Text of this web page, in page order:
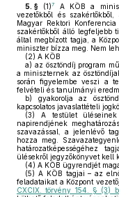
5. § (1)7
A KÖB a
vezetőkből és
Magyar Rektori
szakértőkből álló legfeljebb
által megbízott tagja, a
miniszter bízza meg. Nem
(2) A KÖB
a) az ösztöndíj program
a miniszternek az
során figyelembe veszi a
felvételi és tanulmányi
b) gyakorolja az
kapcsolatos javaslattételi
(3) A testület
napirendjének
szavazással, a jelenlévő
hozza meg.
határozatképességéhez
ülésekről jegyzőkönyvet kell
(4) A KÖB ügyrendjét
(5) A KÖB tagjai – az
feladataikat a Központ
CXCIX. törvény 154. § (3)